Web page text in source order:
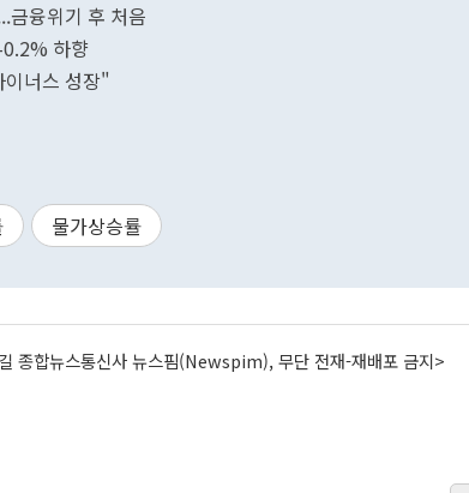
금융위기 후 처음
하향
너스 성장"
물가상승률
종합뉴스통신사 뉴스핌(Newspim), 무단 전재-재배포 금지>